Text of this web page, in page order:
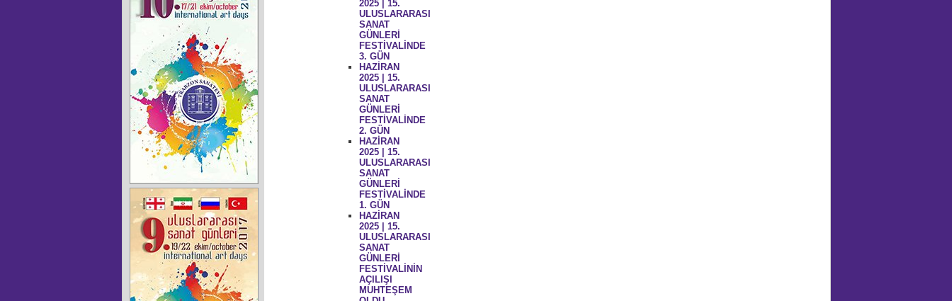
2025 | 15.
ULUSLARARASI
SANAT
GÜNLERİ
FESTİVALİNDE
3. GÜN
HAZİRAN
2025 | 15.
ULUSLARARASI
SANAT
GÜNLERİ
FESTİVALİNDE
2. GÜN
HAZİRAN
2025 | 15.
ULUSLARARASI
SANAT
GÜNLERİ
FESTİVALİNDE
1. GÜN
HAZİRAN
2025 | 15.
ULUSLARARASI
SANAT
GÜNLERİ
FESTİVALİNİN
AÇILIŞI
MUHTEŞEM